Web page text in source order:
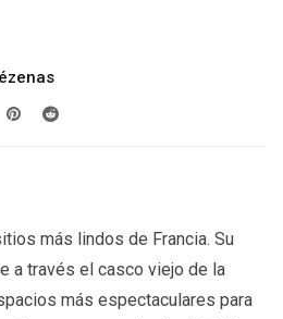
más lindos de Francia. Su
a través el casco viejo de la
más espectaculares para